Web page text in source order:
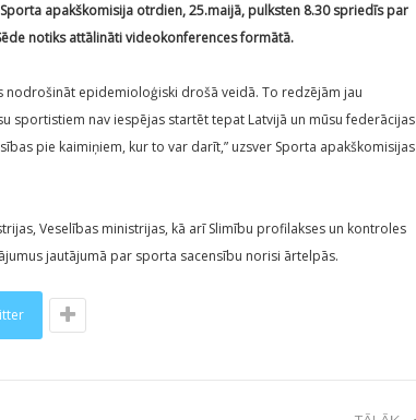
apakškomisija otrdien, 25.maijā, pulksten 8.30 spriedīs par
notiks attālināti videokonferences formātā.
nodrošināt epidemioloģiski drošā veidā. To redzējām jau
sportistiem nav iespējas startēt tepat Latvijā un mūsu federācijas
pie kaimiņiem, kur to var darīt,” uzsver Sporta apakškomisijas
Veselības ministrijas, kā arī Slimību profilakses un kontroles
jautājumā par sporta sacensību norisi ārtelpās.